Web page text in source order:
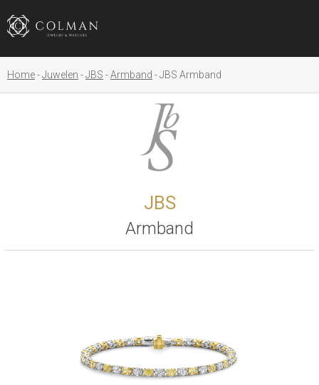
Home Juwelen JBS Armband JBS Armband
JBS
Armband